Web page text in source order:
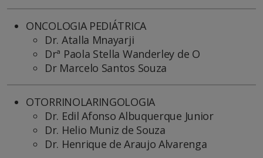
ONCOLOGIA PEDIÁTRICA
Dr. Atalla Mnayarji
Drª Paola Stella Wanderley de O
Dr Marcelo Santos Souza
OTORRINOLARINGOLOGIA
Dr. Edil Afonso Albuquerque Junior
Dr. Helio Muniz de Souza
Dr. Henrique de Araujo Alvarenga